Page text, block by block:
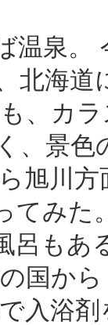
温泉。
北海
、カ
、景
旭川
てみ
呂もあ
国か
入浴